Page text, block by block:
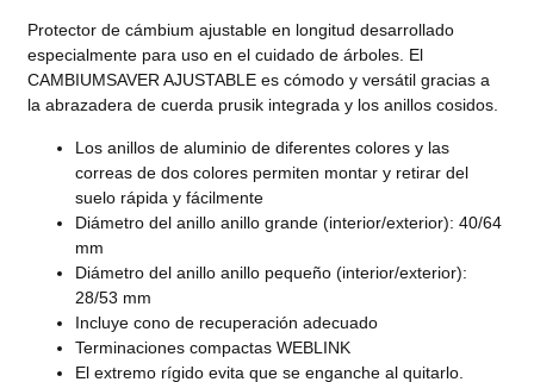
Protector de cámbium ajustable en longitud desarrollado
especialmente para uso en el cuidado de árboles. El
CAMBIUMSAVER AJUSTABLE es cómodo y versátil gracias a
la abrazadera de cuerda prusik integrada y los anillos cosidos.
Los anillos de aluminio de diferentes colores y las
correas de dos colores permiten montar y retirar del
suelo rápida y fácilmente
Diámetro del anillo anillo grande (interior/exterior): 40/64
mm
Diámetro del anillo anillo pequeño (interior/exterior):
28/53 mm
Incluye cono de recuperación adecuado
Terminaciones compactas WEBLINK
El extremo rígido evita que se enganche al quitarlo.